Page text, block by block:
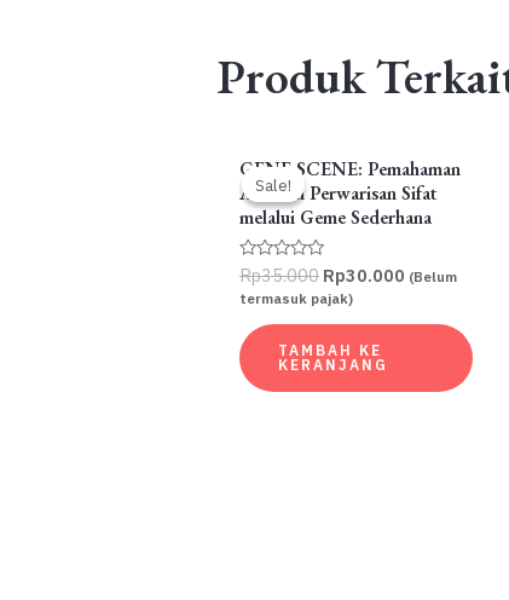
Produk
Sale!
Sale!
GENE SCENE: Pemahaman
Alel dan Perwarisan Sifat
melalui Geme Sederhana
Dinilai
0
dari
Rp35.000 Harga
aslinya
Rp30.000Harga
adalah:
Rp30.000.
(Belum
termasuk pajak)
TAMBAH KE
KERANJANG